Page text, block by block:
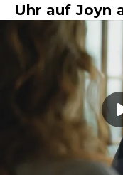
Uhr auf Joyn